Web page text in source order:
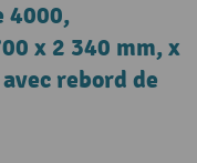
4000,
x 2 340 mm, x
rebord de